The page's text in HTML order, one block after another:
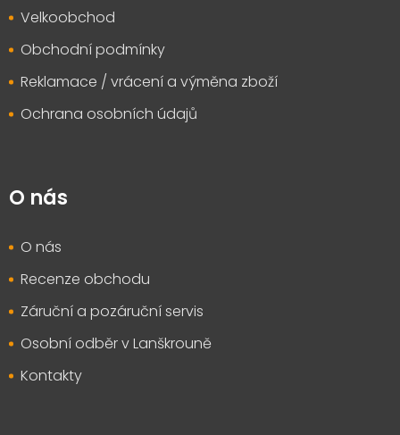
Velkoobchod
Obchodní podmínky
Reklamace / vrácení a výměna zboží
Ochrana osobních údajů
O nás
O nás
Recenze obchodu
Záruční a pozáruční servis
Osobní odběr v Lanškrouně
Kontakty